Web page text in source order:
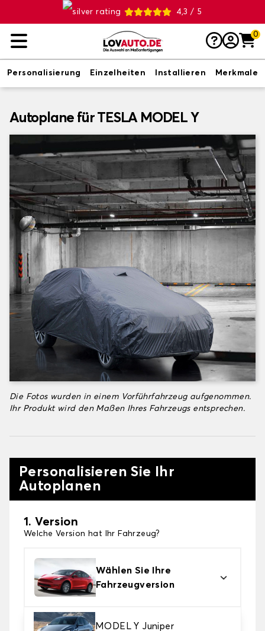
4,3 / 5
0
Personalisierung Einzelheiten Installieren Merkmale
Autoplane für TESLA MODEL Y
Die Fotos wurden in einem Vorführfahrzeug aufgenommen.
Ihr Produkt wird den Maßen Ihres Fahrzeugs entsprechen.
Personalisieren Sie Ihr
Autoplanen
1. Version
Welche Version hat Ihr Fahrzeug?
Wählen Sie Ihre
Fahrzeugversion
MODEL Y Juniper
2. Schutzniveau